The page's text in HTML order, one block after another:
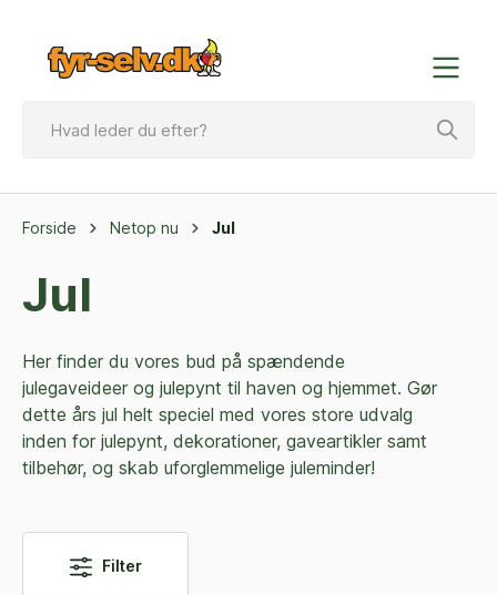
Forside Netop nu Jul
Jul
Her finder du vores bud på spændende
julegaveideer og julepynt til haven og hjemmet. Gør
dette års jul helt speciel med vores store udvalg
inden for julepynt, dekorationer, gaveartikler samt
tilbehør, og skab uforglemmelige juleminder!
Filter